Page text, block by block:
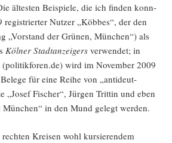
ältes­ten Bei­spie­le, die ich fin­den konn­
regis­trier­ter Nut­zer „Köb­bes“, der den
„Vor­stand der Grü­nen, Mün­chen“) als
Köl­ner Stadt­an­zei­gersver­wen­det; in
(politikforen.de) wird im Novem­ber 2009
für eine Rei­he von „anti­deut­
„Josef Fischer“, Jür­gen Trit­tin und eben
Mün­chen“ in den Mund gelegt werden.
Krei­sen wohl kur­sie­ren­dem